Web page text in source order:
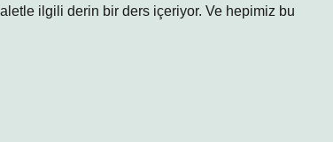
ilgili derin bir ders içeriyor. Ve hepimiz bu